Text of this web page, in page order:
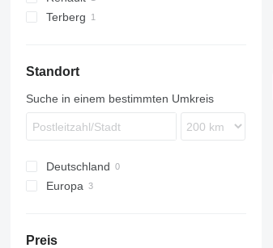
Premium
Terberg
Standort
Suche in einem bestimmten Umkreis
Deutschland
Europa
Preis